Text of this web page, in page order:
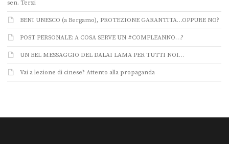
sen. Terzi
BENI UNESCO (a Bergamo), PROTEZIONE GARANTITA…OPPURE NO?
POST PERSONALE: A COSA SERVE UN #COMPLEANNO…?
UN BEL MESSAGGIO DEL DALAI LAMA PER TUTTI NOI…
Vai a lezione di cinese? Attento alla propaganda